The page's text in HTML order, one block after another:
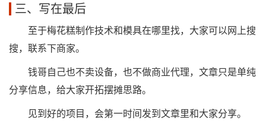
三、写在最后
至于梅花糕制作技术和模具在哪里找，大家可以网上搜
搜，联系下商家。
钱哥自己也不卖设备，也不做商业代理，文章只是单纯
分享信息，给大家开拓摆摊思路。
见到好的项目，会第一时间发到文章里和大家分享。